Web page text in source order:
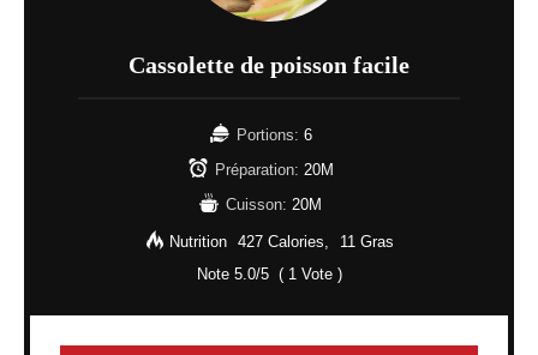
Cassolette de poisson facile
Portions: 6
Préparation: 20M
Cuisson: 20M
Nutrition 427 Calories
11 Gras
Note 5.0/5 ( 1 Vote )